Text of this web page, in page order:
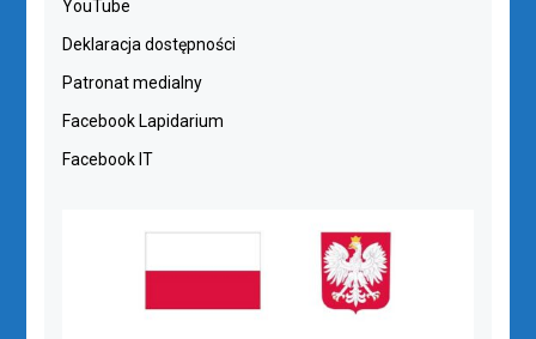
YouTube
Deklaracja dostępności
Patronat medialny
Facebook Lapidarium
Facebook IT